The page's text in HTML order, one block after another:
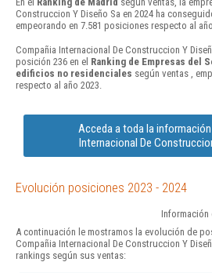
Construccion Y Diseño Sa en 2024 ha
empeorando en 7.581 posiciones respecto al
Compañia Internacional De Construccion Y
posición 236 en el Ranking de Empresas del
edificios no residenciales según ventas ,
respecto al año 2023.
Acceda a toda la
Internacional De
Evolución posiciones 2023 - 2024
A continuación le mostramos la evolución de
Compañia Internacional De Construccion Y
rankings según sus ventas: